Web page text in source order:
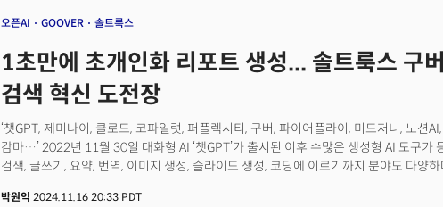
more than using prompts or tools—it’s about defining clear problems and
according to Lee, starts with the ability to identify and articulate challenges.
able to ask specific questions and communicate those to an LLM (large
model) is critical,” he says. Lee points to SK Group’s AI disruption initiative as a
and solving them with AI creates valuable use cases that others can learn
key, Lee believes, lies in accumulating problem-solving experience. “This
only sharpens your understanding of AI but also maximizes its effectiveness,”
New Player in AI SearchSaltlux, under Lee’s leadership, is taking a step forward
오픈AI GOOVER 솔트룩스
1초만에 초개인화 리포트 생성... 솔트룩스 구
검색 혁신 도전장
‘챗GPT, 제미나이, 클로드, 코파일럿, 퍼플렉시티, 구버, 파이어플라이, 미드저니, 노션AI,
감마…’ 2022년 11월 30일 대화형 AI ‘챗GPT’가 출시된 이후 수많은 생성형 AI 도구가
검색, 글쓰기, 요약, 번역, 이미지 생성, 슬라이드 생성, 코딩에 이르기까지 분야도 다양하
높이고 조직의 성공을 이끌려면 어떤 접근법을 취해야 할까? 한국의 생성AI 기술과 시장
박원익 2024.11.16 20:33 PDT